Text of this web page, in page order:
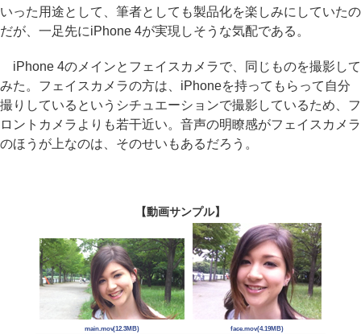
いった用途として、筆者としても製品化を楽しみにしていたの
だが、一足先にiPhone 4が実現しそうな気配である。
iPhone 4のメインとフェイスカメラで、同じものを撮影して
みた。フェイスカメラの方は、iPhoneを持ってもらって自分
撮りしているというシチュエーションで撮影しているため、フ
ロントカメラよりも若干近い。音声の明瞭感がフェイスカメラ
のほうが上なのは、そのせいもあるだろう。
【動画サンプル】
main.mov(12.3MB) face.mov(4.19MB)